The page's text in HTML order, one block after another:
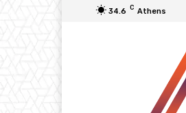
34.6 C Athens